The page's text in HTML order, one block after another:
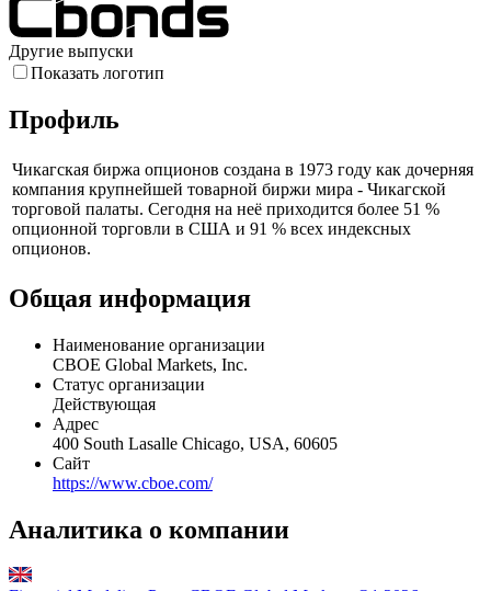
Другие выпуски
Показать логотип
Профиль
Чикагская биржа опционов создана в 1973 году как дочерняя
компания крупнейшей товарной биржи мира - Чикагской
торговой палаты. Сегодня на неё приходится более 51 %
опционной торговли в США и 91 % всех индексных
опционов.
Общая информация
Наименование организации
CBOE Global Markets, Inc.
Статус организации
Действующая
Адрес
400 South Lasalle Chicago, USA, 60605
Сайт
https://www.cboe.com/
Аналитика о компании